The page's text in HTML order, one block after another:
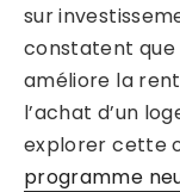
sur
constatent que
améliore la
l’achat d’un
explorer cette
programme